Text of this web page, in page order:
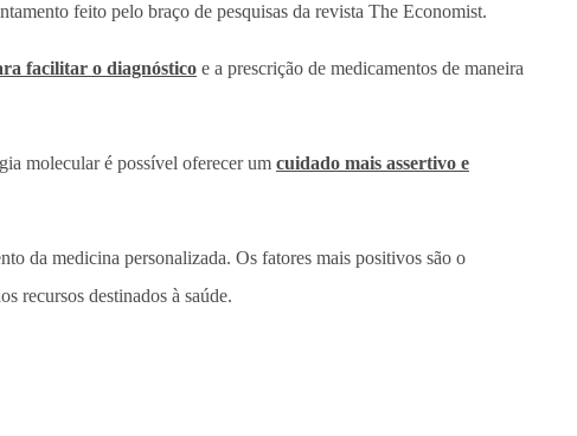
feito pelo braço de pesquisas da revista The Economist.
facilitar o diagnóstico e a prescrição de medicamentos de maneira
molecular é possível oferecer um cuidado mais assertivo e
da medicina personalizada. Os fatores mais positivos são o
recursos destinados à saúde.